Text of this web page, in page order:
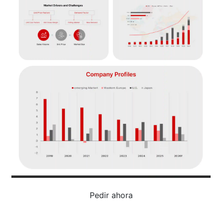
Pedir ahora